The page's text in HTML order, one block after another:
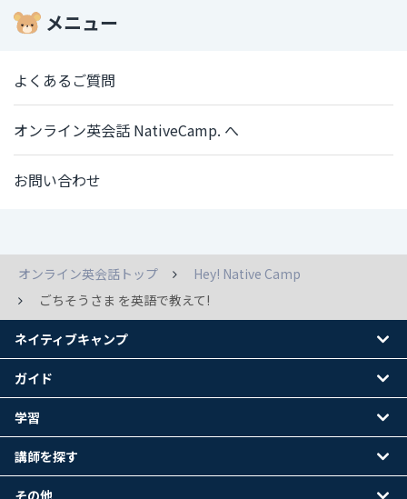
メニュー
よくあるご質問
オンライン英会話 NativeCamp. へ
お問い合わせ
オンライン英会話トップ
Hey! Native Camp
ごちそうさま を英語で教えて!
ネイティブキャンプ
ガイド
学習
講師を探す